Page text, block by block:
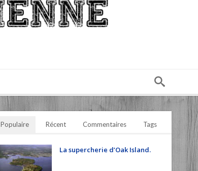
Populaire Récent Commentaires Tags
La supercherie d’Oak Island.